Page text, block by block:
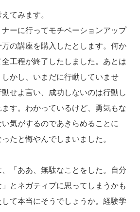
てみます。
ーに行ってモチベーションアップ
の講座を購入したとします。何か
工程が終了したしました。あとは
かし、いまだに行動していませ
せよ言い、成功しないのは行動し
す。わかっているけど、勇気もな
気がするのであきらめることに
たと悔やんでしまいました。
「ああ、無駄なことをした。自分
とネガティブに思ってしまうかも
て本当にそうでしょうか。経験学